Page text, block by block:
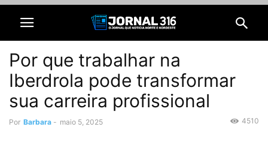
Por que trabalhar na
Iberdrola pode transformar
sua carreira profissional
Por Barbara - maio 5, 2025 4510